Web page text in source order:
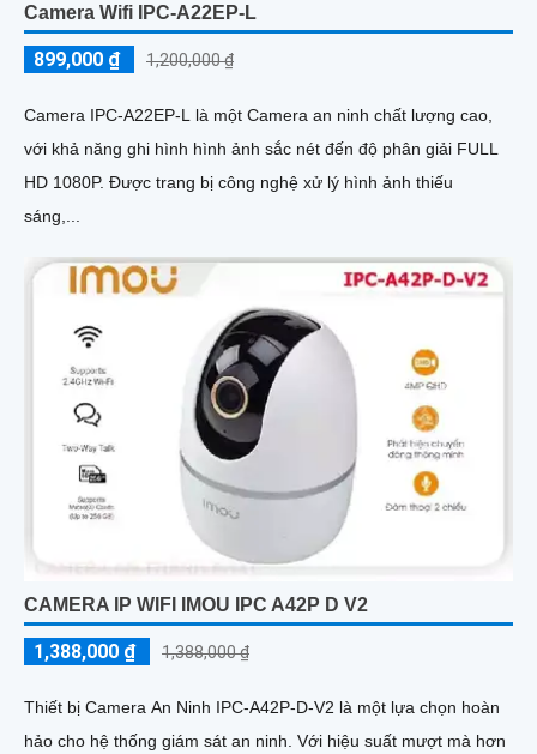
Camera Wifi IPC-A22EP-L
899,000 ₫ 1,200,000 ₫
Camera IPC-A22EP-L là một Camera an ninh chất lượng cao,
với khả năng ghi hình hình ảnh sắc nét đến độ phân giải FULL
HD 1080P. Được trang bị công nghệ xử lý hình ảnh thiếu
sáng,...
CAMERA IP WIFI IMOU IPC A42P D V2
1,388,000 ₫ 1,388,000 ₫
Thiết bị Camera An Ninh IPC-A42P-D-V2 là một lựa chọn hoàn
hảo cho hệ thống giám sát an ninh. Với hiệu suất mượt mà hơn